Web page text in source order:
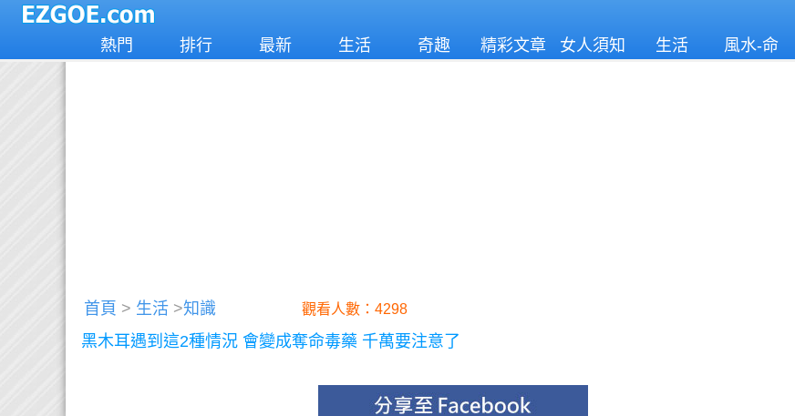
熱門 排行 最新 生活 奇趣 精彩文章 女人須知 生活
風水-命
首頁 > 生活 >知識 觀看人數：4298
黑木耳遇到這2種情況 會變成奪命毒藥 千萬要注意了